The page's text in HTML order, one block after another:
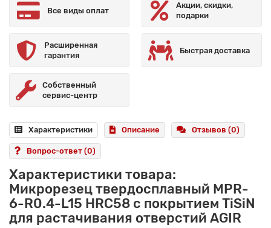
Все виды оплат
Акции, скидки,
подарки
Расширенная
гарантия
Быстрая доставка
Собственный
сервис-центр
Характеристики Описание Отзывов (0)
Вопрос-ответ (0)
Характеристики товара:
Микрорезец твердосплавный MPR-
6-R0.4-L15 HRC58 с покрытием TiSiN
для растачивания отверстий AGIR